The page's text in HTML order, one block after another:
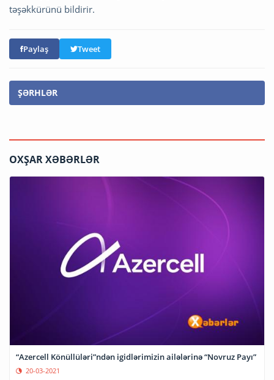
təşəkkürünü bildirir.
Paylaş Tweet
ŞƏRHLƏR
OXŞAR XƏBƏRLƏR
“Azercell Könüllüləri”ndən igidlərimizin ailələrinə “Novruz Payı”
20-03-2021